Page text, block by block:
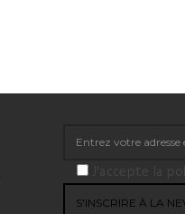
J'accepte la